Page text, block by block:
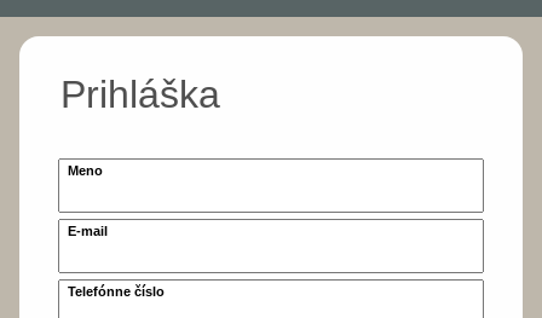
Prihláška
Meno
E-mail
Telefónne číslo